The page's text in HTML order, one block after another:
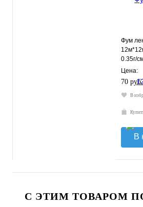
Фум
0.35г/
Цена:
70 руб.
В
С ЭТИМ ТОВАРОМ